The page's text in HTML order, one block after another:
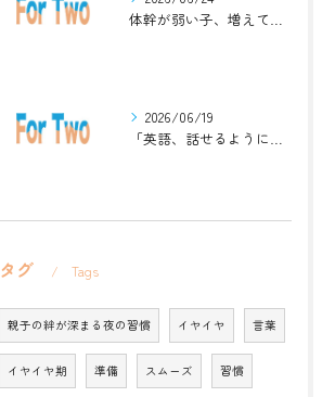
体幹が弱い子、増えています。英語ジムナスティックで楽しく解決！
2026/06/19
「英語、話せるようになりたい」中学生・高校生のためのZoomレッスン
タグ Tags
親子の絆が深まる夜の習慣 イヤイヤ 言葉
イヤイヤ期 準備 スムーズ 習慣